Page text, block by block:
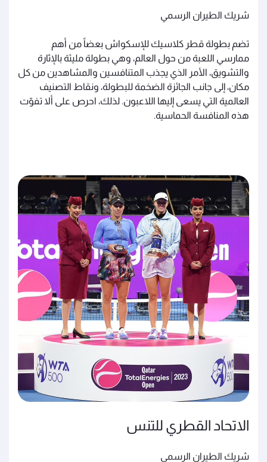
شريك الطيران الرسمي
تضم بطولة قطر كلاسيك للإسكواش بعضاً من أهم
ممارسي اللعبة من حول العالم، وهي بطولة مليئة بالإثارة
والتشويق، الأمر الذي يجذب المتنافسين والمشاهدين من كل
مكان، إلى جانب الجائزة الضخمة للبطولة، ونقاط التصنيف
العالمية التي يسعى إليها اللاعبون. لذلك، احرص على ألا تفوّت
هذه المنافسة الحماسية.
الاتحاد القطري للتنس
شريك الطيران الرسمي